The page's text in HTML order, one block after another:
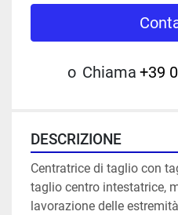
o Chiama +39
DESCRIZIONE
Centratrice di taglio con
taglio centro intestatrice,
lavorazione delle